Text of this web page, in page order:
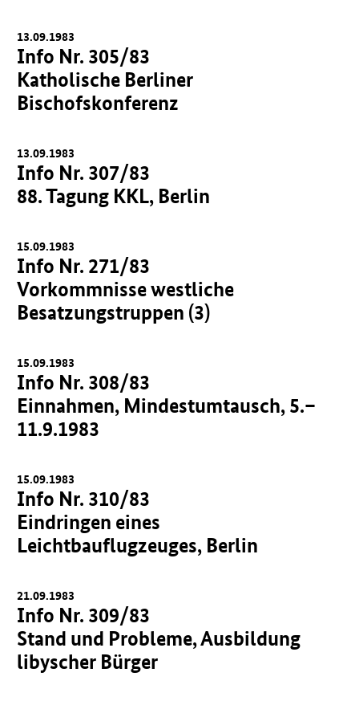
13.09.1983
Info Nr. 305/83
Katholische Berliner
Bischofskonferenz
13.09.1983
Info Nr. 307/83
88. Tagung KKL, Berlin
15.09.1983
Info Nr. 271/83
Vorkommnisse westliche
Besatzungstruppen (3)
15.09.1983
Info Nr. 308/83
Einnahmen, Mindestumtausch, 5.–
11.9.1983
15.09.1983
Info Nr. 310/83
Eindringen eines
Leichtbauflugzeuges, Berlin
21.09.1983
Info Nr. 309/83
Stand und Probleme, Ausbildung
libyscher Bürger